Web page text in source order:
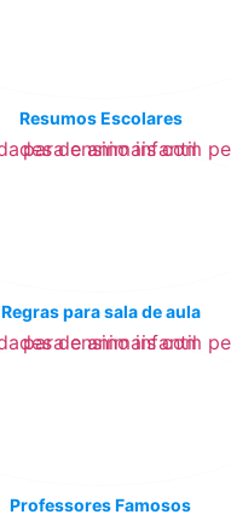
Resumos Escolares
Regras para sala de aula
Professores Famosos